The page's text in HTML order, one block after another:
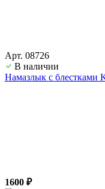
Арт. 08726
В наличии
Намазлык с блестками
1600 ₽